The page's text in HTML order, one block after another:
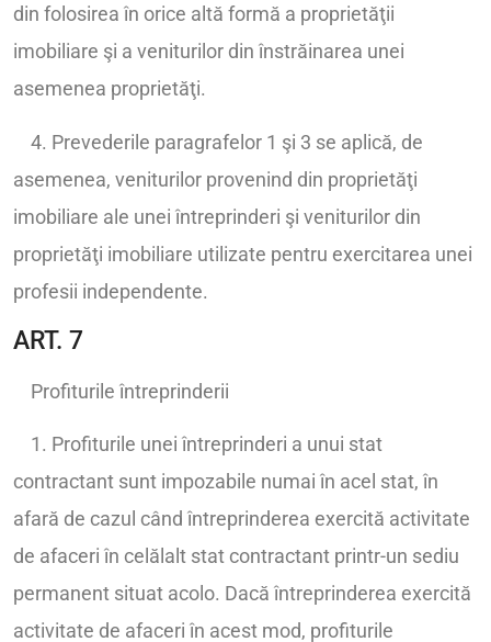
din folosirea în orice altă formă a proprietăţii
imobiliare şi a veniturilor din înstrăinarea unei
asemenea proprietăţi.
4. Prevederile paragrafelor 1 şi 3 se aplică, de
asemenea, veniturilor provenind din proprietăţi
imobiliare ale unei întreprinderi şi veniturilor din
proprietăţi imobiliare utilizate pentru exercitarea unei
profesii independente.
ART. 7
Profiturile întreprinderii
1. Profiturile unei întreprinderi a unui stat
contractant sunt impozabile numai în acel stat, în
afară de cazul când întreprinderea exercită activitate
de afaceri în celălalt stat contractant printr-un sediu
permanent situat acolo. Dacă întreprinderea exercită
activitate de afaceri în acest mod, profiturile